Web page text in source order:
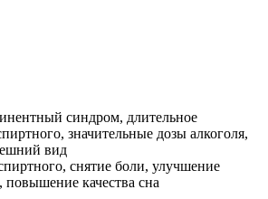
синдром, длительное
значительные дозы алкоголя,
вид
снятие боли, улучшение
повышение качества сна